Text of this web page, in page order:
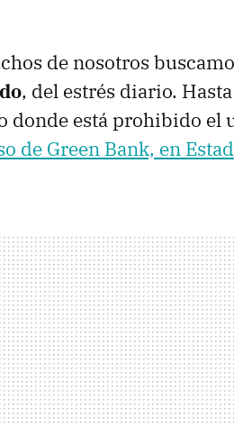
de nosotros
, del estrés diario.
donde está prohibido el
de Green Bank, en